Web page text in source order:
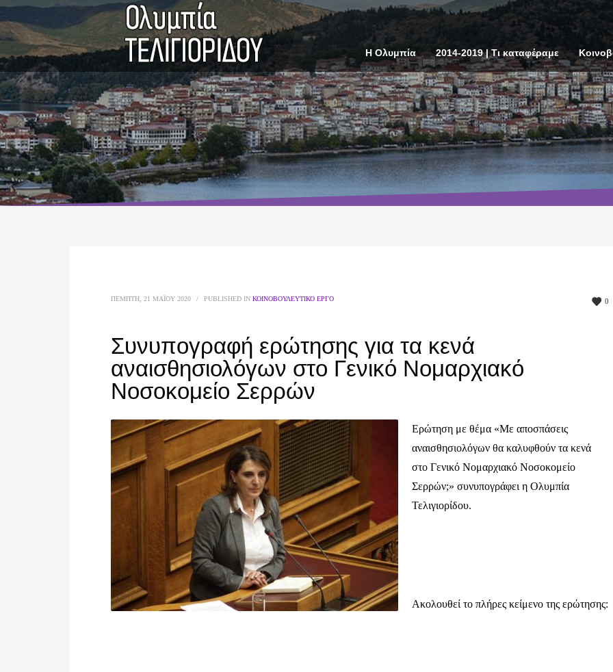
Η Ολυμπία 2014-2019 | Τι καταφέραμε
0
ΠΈΜΠΤΗ, 21 ΜΑΪ́ΟΥ 2020 / PUBLISHED IN ΚΟΙΝΟΒΟΥΛΕΥΤΙΚΌ ΈΡΓΟ
Συνυπογραφή ερώτησης για τα κενά
αναισθησιολόγων στο Γενικό Νομαρχιακό
Νοσοκομείο Σερρών
Ερώτηση με θέμα «Με αποσπάσεις
αναισθησιολόγων θα καλυφθούν τα κενά
στο Γενικό Νομαρχιακό Νοσοκομείο
Σερρών;» συνυπογράφει η Ολυμπία
Τελιγιορίδου.
Ακολουθεί το πλήρες κείμενο της ερώτησης: